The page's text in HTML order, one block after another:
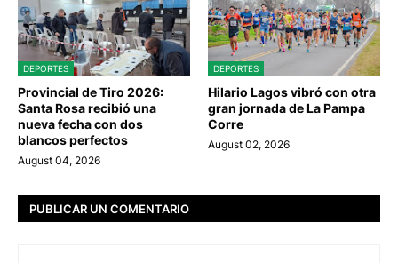
DEPORTES
Provincial de Tiro 2026:
Santa Rosa recibió una
nueva fecha con dos
blancos perfectos
August 04, 2026
DEPORTES
Hilario Lagos vibró con otra
gran jornada de La Pampa
Corre
August 02, 2026
PUBLICAR UN COMENTARIO